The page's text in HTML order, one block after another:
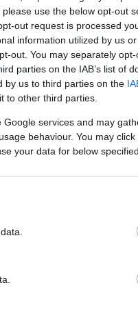
use the below opt-out
out request is processed
information utilized by us
out. You may separately
parties on the IAB’s list of
by us to third parties on the
to other third parties.
services and may
behaviour. You may
your data for below
στην περιοχή της
που οδηγεί στο νότιο